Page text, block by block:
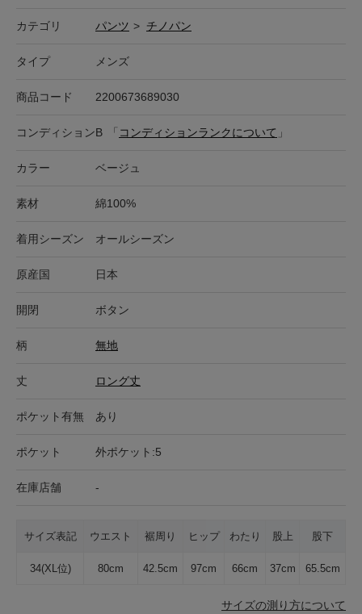
カテゴリ パンツ > チノパン
タイプ メンズ
商品コード 2200673689030
コンディションB 「 コンディションランクについて 」
カラー ベージュ
素材 綿100%
着用シーズン オールシーズン
原産国 日本
開閉 ボタン
柄 無地
丈 ロング丈
ポケット有無 あり
ポケット 外ポケット:5
在庫店舗 -
サイズ表記 ウエスト 裾周り ヒップ わたり 股上 股下
34(XL位) 80cm 42.5cm 97cm 66cm 37cm 65.5cm
サイズの測り方について